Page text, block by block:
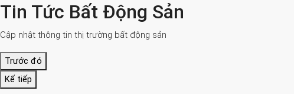
Tin Tức Bất Động Sản
Cập nhật thông tin thị trường bất động sản
Trước đó
Kế tiếp